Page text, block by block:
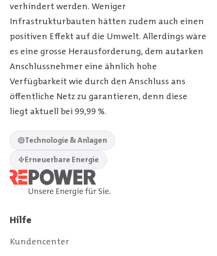
verhindert werden. Weniger
Infrastrukturbauten hätten zudem auch einen
positiven Effekt auf die Umwelt. Allerdings wäre
es eine grosse Herausforderung, dem autarken
Anschlussnehmer eine ähnlich hohe
Verfügbarkeit wie durch den Anschluss ans
öffentliche Netz zu garantieren, denn diese
liegt aktuell bei 99,99 %.
Technologie & Anlagen
Erneuerbare Energie
Hilfe
Kundencenter